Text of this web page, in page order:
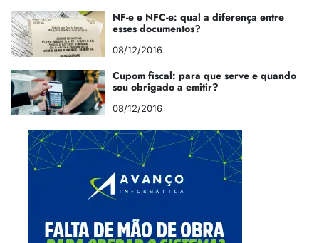
NF-e e NFC-e: qual a diferença entre
esses documentos?
08/12/2016
Cupom fiscal: para que serve e quando
sou obrigado a emitir?
08/12/2016